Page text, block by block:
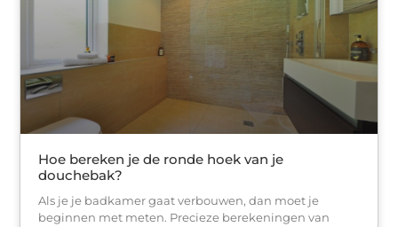
Hoe bereken je de ronde hoek van je
douchebak?
Als je je badkamer gaat verbouwen, dan moet je
beginnen met meten. Precieze berekeningen van